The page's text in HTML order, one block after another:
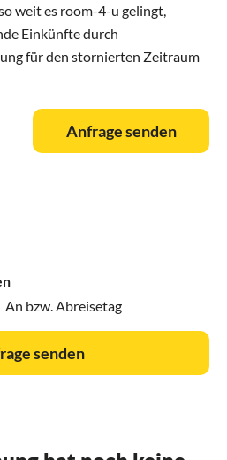
weit es room-4-u gelingt,
Einkünfte durch
für den stornierten Zeitraum
Anfrage senden
An bzw. Abreisetag
senden